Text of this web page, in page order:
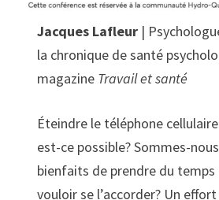
Jacques Lafleur|
la chronique de santé
magazine Travail et santé
Éteindre le téléphone
est-ce possible? Sommes-
bienfaits de prendre du
vouloir se l’accorder? Un